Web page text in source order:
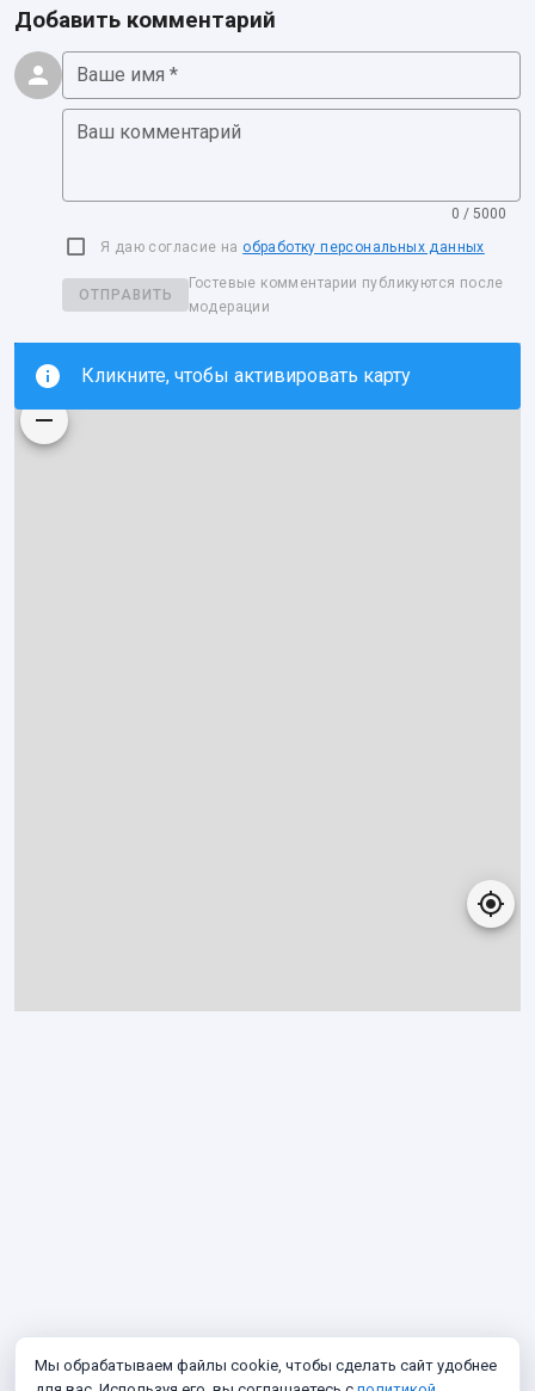
Добавить комментарий
Ваше имя *
Ваш комментарий
0 / 5000
Я даю согласие на обработку персональных данных
ОТПРАВИТЬ
Гостевые комментарии публикуются после
модерации
Кликните, чтобы активировать карту
Мы обрабатываем файлы cookie, чтобы сделать сайт удобнее